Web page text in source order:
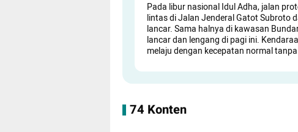
Pada libur nasional Idul Adha, jalan
lintas di Jalan Jenderal Gatot Subroto
lancar. Sama halnya di kawasan
lancar dan lengang di pagi ini.
melaju dengan kecepatan normal
74 Konten